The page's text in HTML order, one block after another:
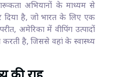
अभियानों के माध्यम से
है, जो भारत के लिए एक
अमेरिका में वीपिंग उत्पादों
करती है, जिससे वहां के स्वास्थ्य